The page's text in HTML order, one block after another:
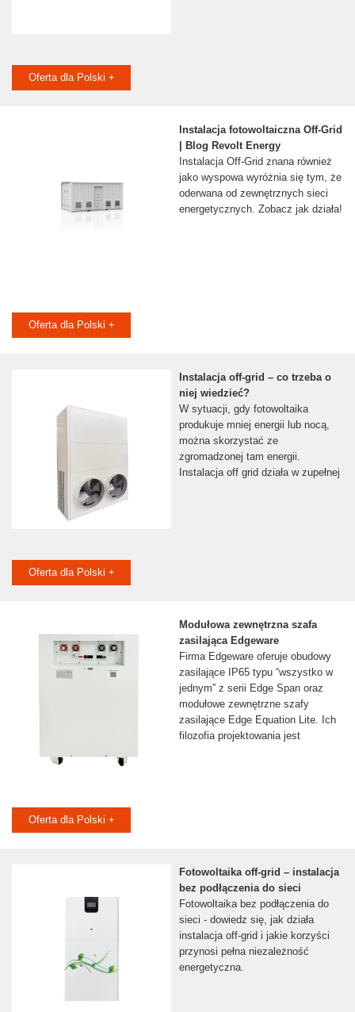
Oferta dla Polski +
Instalacja fotowoltaiczna Off-Grid
| Blog Revolt Energy
Instalacja Off-Grid znana również
jako wyspowa wyróżnia się tym, że
oderwana od zewnętrznych sieci
energetycznych. Zobacz jak działa!
Oferta dla Polski +
Instalacja off-grid – co trzeba o
niej wiedzieć?
W sytuacji, gdy fotowoltaika
produkuje mniej energii lub nocą,
można skorzystać ze
zgromadzonej tam energii.
Instalacja off grid działa w zupełnej
Oferta dla Polski +
Modułowa zewnętrzna szafa
zasilająca Edgeware
Firma Edgeware oferuje obudowy
zasilające IP65 typu “wszystko w
jednym” z serii Edge Span oraz
modułowe zewnętrzne szafy
zasilające Edge Equation Lite. Ich
filozofia projektowania jest
Oferta dla Polski +
Fotowoltaika off-grid – instalacja
bez podłączenia do sieci
Fotowoltaika bez podłączenia do
sieci - dowiedz się, jak działa
instalacja off-grid i jakie korzyści
przynosi pełna niezależność
energetyczna.